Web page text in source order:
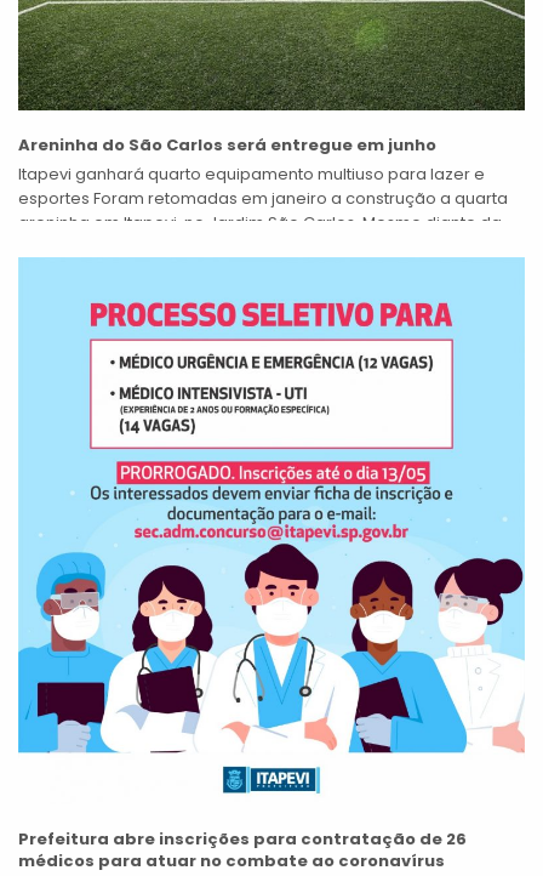
Areninha do São Carlos será entregue em junho
Itapevi ganhará quarto equipamento multiuso para lazer e
esportes Foram retomadas em janeiro a construção a quarta
areninha em Itapevi, no Jardim São Carlos. Mesmo diante da
Prefeitura abre inscrições para contratação de 26
médicos para atuar no combate ao coronavírus